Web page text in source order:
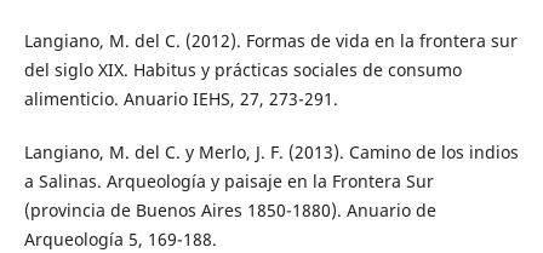
Langiano, M. del C. (2012). Formas de vida en la frontera sur
del siglo XIX. Habitus y prácticas sociales de consumo
alimenticio. Anuario IEHS, 27, 273-291.
Langiano, M. del C. y Merlo, J. F. (2013). Camino de los indios
a Salinas. Arqueología y paisaje en la Frontera Sur
(provincia de Buenos Aires 1850-1880). Anuario de
Arqueología 5, 169-188.